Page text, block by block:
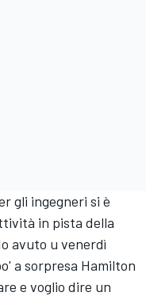
gli ingegneri si è
in pista della
avuto u venerdì
a sorpresa Hamilton
e voglio dire un